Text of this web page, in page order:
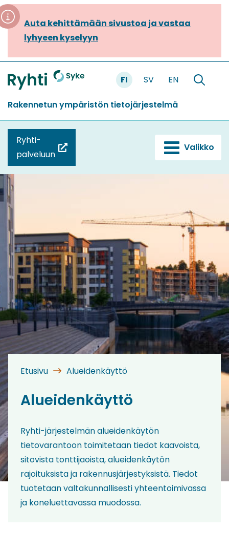
Siirry
sisältöönAuta kehittämään sivustoa ja vastaa
lyhyeen kyselyyn
Etusivu
FI SV EN
Hae
Rakennetun ympäristön tietojärjestelmä
Ryhti-
palveluun
(siirryt
toiseen
Valikko
Etusivu Alueidenkäyttö
Alueidenkäyttö
Ryhti-järjestelmän alueidenkäytön
tietovarantoon toimitetaan tiedot kaavoista,
sitovista tonttijaoista, alueidenkäytön
rajoituksista ja rakennusjärjestyksistä. Tiedot
tuotetaan valtakunnallisesti yhteentoimivassa
ja koneluettavassa muodossa.